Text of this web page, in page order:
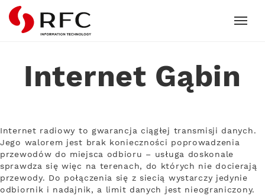
RFC
Internet Gąbin
Internet radiowy to gwarancja ciągłej transmisji danych.
Jego walorem jest brak konieczności poprowadzenia
przewodów do miejsca odbioru – usługa doskonale
sprawdza się więc na terenach, do których nie docierają
przewody. Do połączenia się z siecią wystarczy jedynie
odbiornik i nadajnik, a limit danych jest nieograniczony.